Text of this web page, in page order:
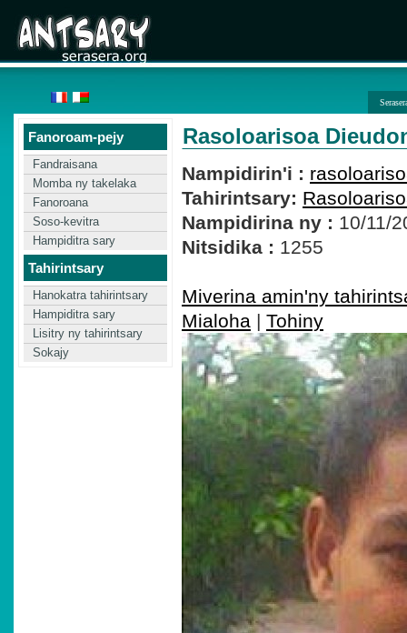
Fanoroam-pejy
Fandraisana
Momba ny takelaka
Fanoroana
Soso-kevitra
Hampiditra sary
Tahirintsary
Hanokatra tahirintsary
Hampiditra sary
Lisitry ny tahirintsary
Sokajy
Rasoloarisoa
Nampidirin'i :
Tahirintsary:
Nampidirina ny : 10/11/
Nitsidika : 1255
Miverina amin'ny
Mialoha | Tohiny